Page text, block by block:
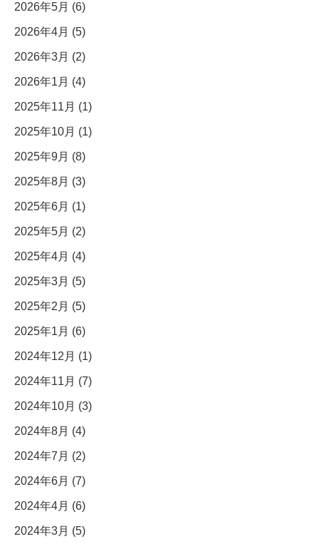
2026年5月 (6)
2026年4月 (5)
2026年3月 (2)
2026年1月 (4)
2025年11月 (1)
2025年10月 (1)
2025年9月 (8)
2025年8月 (3)
2025年6月 (1)
2025年5月 (2)
2025年4月 (4)
2025年3月 (5)
2025年2月 (5)
2025年1月 (6)
2024年12月 (1)
2024年11月 (7)
2024年10月 (3)
2024年8月 (4)
2024年7月 (2)
2024年6月 (7)
2024年4月 (6)
2024年3月 (5)